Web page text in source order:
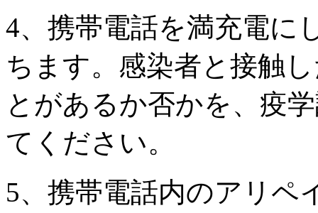
4、携帯電話を満充電に
ちます。感染者と接触
とがあるか否かを、疫
てください。
5、携帯電話内のアリペ